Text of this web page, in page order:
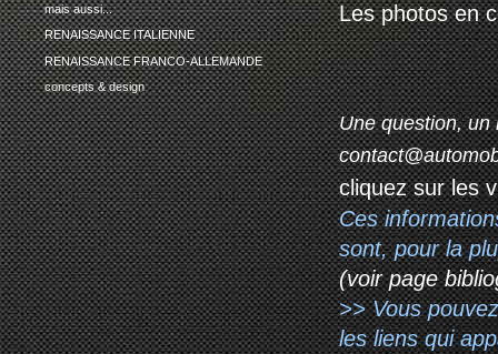
mais aussi...
RENAISSANCE ITALIENNE
RENAISSANCE FRANCO-ALLEMANDE
concepts & design
Les photos en
Une question, un
cliquez sur les
Ces
sont, pour la
(voir page
>> Vous
les liens qui